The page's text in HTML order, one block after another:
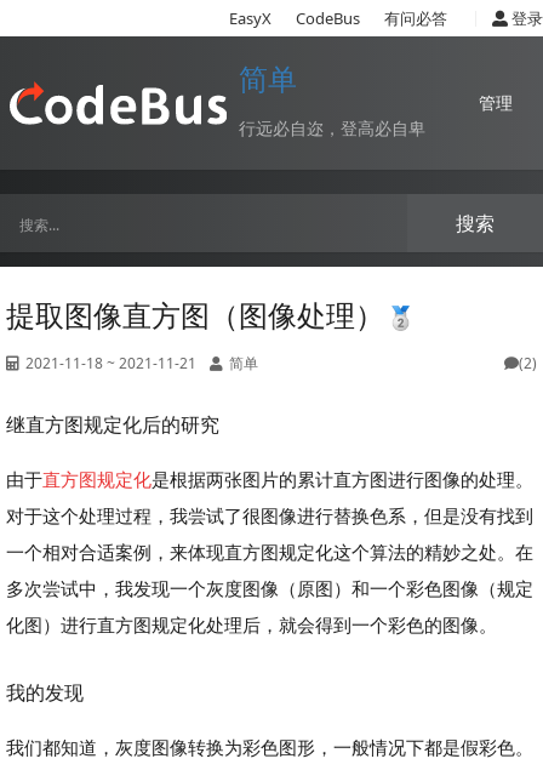
EasyX CodeBus 有问必答 登录
简单
行远必自迩，登高必自卑
管理
提取图像直方图（图像处理）
2021-11-18 ~ 2021-11-21 简单 (2)
继直方图规定化后的研究
由于直方图规定化是根据两张图片的累计直方图进行图像的处理。
对于这个处理过程，我尝试了很图像进行替换色系，但是没有找到
一个相对合适案例，来体现直方图规定化这个算法的精妙之处。在
多次尝试中，我发现一个灰度图像（原图）和一个彩色图像（规定
化图）进行直方图规定化处理后，就会得到一个彩色的图像。
我的发现
我们都知道，灰度图像转换为彩色图形，一般情况下都是假彩色。
搜索